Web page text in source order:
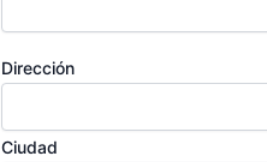
Dirección
de
empresa
Dirección
Ciudad